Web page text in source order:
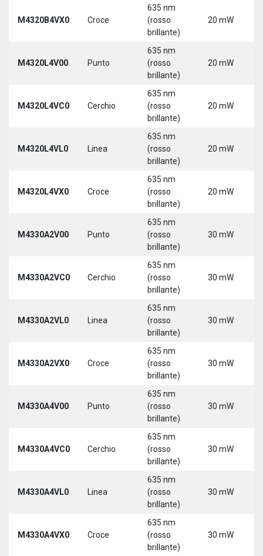
M4320B4VX0 Croce
635 nm
(rosso
brillante)
20 mW
M4320L4V00 Punto
635 nm
(rosso
brillante)
20 mW
M4320L4VC0 Cerchio
635 nm
(rosso
brillante)
20 mW
M4320L4VL0 Linea
635 nm
(rosso
brillante)
20 mW
M4320L4VX0 Croce
635 nm
(rosso
brillante)
20 mW
M4330A2V00 Punto
635 nm
(rosso
brillante)
30 mW
M4330A2VC0 Cerchio
635 nm
(rosso
brillante)
30 mW
M4330A2VL0 Linea
635 nm
(rosso
brillante)
30 mW
M4330A2VX0 Croce
635 nm
(rosso
brillante)
30 mW
M4330A4V00 Punto
635 nm
(rosso
brillante)
30 mW
M4330A4VC0 Cerchio
635 nm
(rosso
brillante)
30 mW
M4330A4VL0 Linea
635 nm
(rosso
brillante)
30 mW
M4330A4VX0 Croce
635 nm
(rosso
brillante)
30 mW